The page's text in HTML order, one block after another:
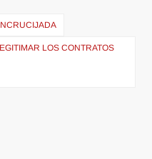
LOS CONTRATOS